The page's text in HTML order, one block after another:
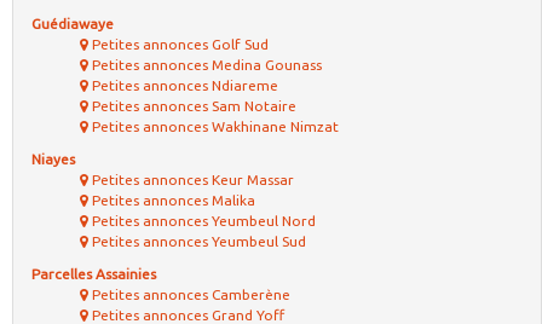
Guédiawaye
Petites annonces Golf Sud
Petites annonces Medina Gounass
Petites annonces Ndiareme
Petites annonces Sam Notaire
Petites annonces Wakhinane Nimzat
Niayes
Petites annonces Keur Massar
Petites annonces Malika
Petites annonces Yeumbeul Nord
Petites annonces Yeumbeul Sud
Parcelles Assainies
Petites annonces Camberène
Petites annonces Grand Yoff